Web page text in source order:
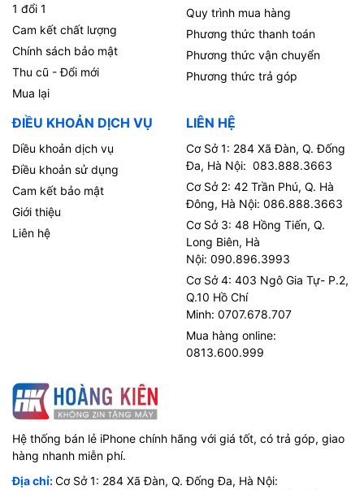
1 đổi 1
Cam kết chất lượng
Chính sách bảo mật
Thu cũ - Đổi mới
Mua lại
Quy trình mua hàng
Phương thức thanh toán
Phương thức vận chuyển
Phương thức trả góp
ĐIỀU KHOẢN DỊCH VỤ
Diều khoản dịch vụ
Điều khoản sử dụng
Cam kết bảo mật
Giới thiệu
Liên hệ
LIÊN HỆ
Cơ Sở 1: 284 Xã Đàn, Q. Đống
Đa, Hà Nội: 083.888.3663
Cơ Sở 2: 42 Trần Phú, Q. Hà
Đông, Hà Nội: 086.888.3663
Cơ Sở 3: 48 Hồng Tiến, Q.
Long Biên, Hà
Nội: 090.896.3993
Cơ Sở 4: 403 Ngô Gia Tự- P.2,
Q.10 Hồ Chí
Minh: 0707.678.707
Mua hàng online:
0813.600.999
Hệ thống bán lẻ iPhone chính hãng với giá tốt, có trả góp, giao
hàng nhanh miễn phí.
Địa chỉ:Cơ Sở 1: 284 Xã Đàn, Q. Đống Đa, Hà Nội: